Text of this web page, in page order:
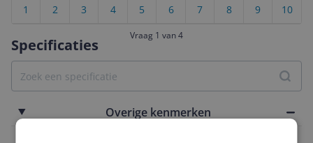
Specificaties
Overige kenmerken
10
9
8
7
6
5
4
3
2
1
Vraag 1 van 4